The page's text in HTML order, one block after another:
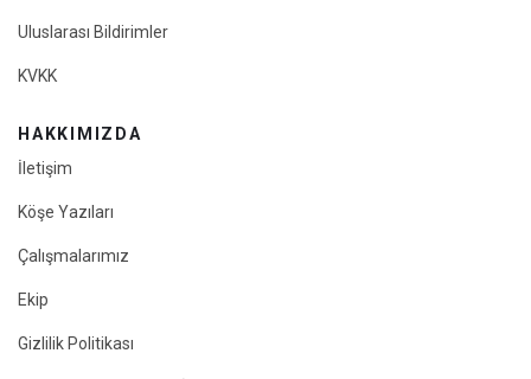
Uluslarası Bildirimler
KVKK
HAKKIMIZDA
İletişim
Köşe Yazıları
Çalışmalarımız
Ekip
Gizlilik Politikası